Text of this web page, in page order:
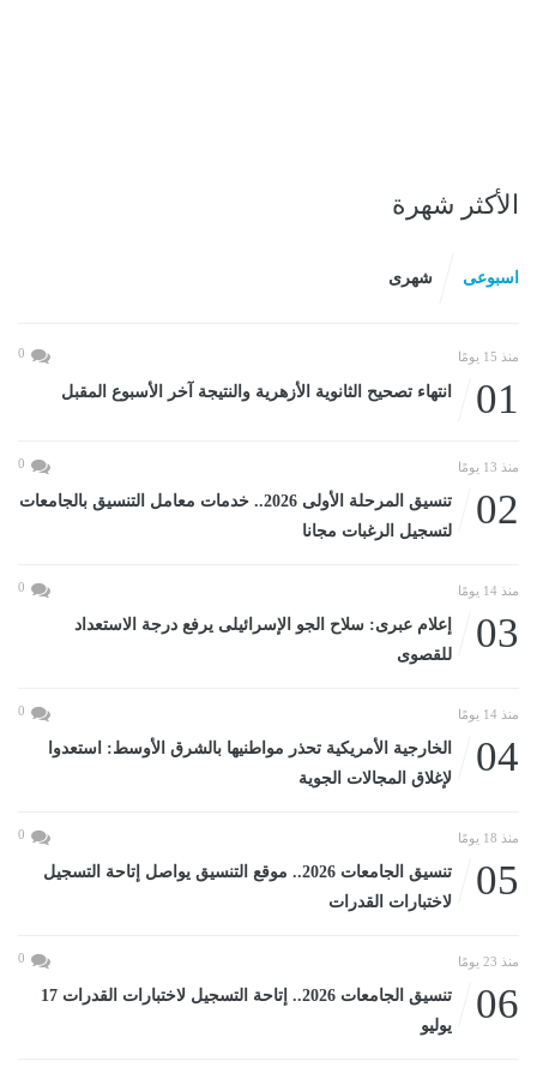
الأكثر شهرة
اسبوعى شهرى
منذ 15 يومًا 0
01 انتهاء تصحيح الثانوية الأزهرية والنتيجة آخر الأسبوع المقبل
منذ 13 يومًا 0
02
تنسيق المرحلة الأولى 2026.. خدمات معامل التنسيق بالجامعات
لتسجيل الرغبات مجانا
منذ 14 يومًا 0
03
إعلام عبرى: سلاح الجو الإسرائيلى يرفع درجة الاستعداد
للقصوى
منذ 14 يومًا 0
04
الخارجية الأمريكية تحذر مواطنيها بالشرق الأوسط: استعدوا
لإغلاق المجالات الجوية
منذ 18 يومًا 0
05
تنسيق الجامعات 2026.. موقع التنسيق يواصل إتاحة التسجيل
لاختبارات القدرات
منذ 23 يومًا 0
06
تنسيق الجامعات 2026.. إتاحة التسجيل لاختبارات القدرات 17
يوليو